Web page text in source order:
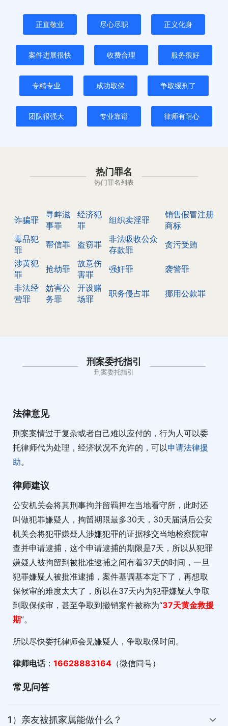
正直敬业 尽心尽职 正义化身
案件进展很快 收费合理 服务很好
专精专业 成功取保 争取缓刑了
团队很强大 专业靠谱 律师有耐心
热门罪名
热门罪名列表
诈骗罪
寻衅滋
事罪
经济犯
罪
组织卖淫罪
销售假冒注册
商标
毒品犯
罪
帮信罪 盗窃罪
非法吸收公众
存款罪
贪污受贿
涉黄犯
罪
抢劫罪
故意伤
害罪
强奸罪
袭警罪
非法经
营罪
妨害公
务罪
开设赌
场罪
职务侵占罪 挪用公款罪
刑案委托指引
刑案委托指引
法律意见
刑案案情过于复杂或者自己难以应付的，行为人可以委
托律师代为处理，经济状况不允许的，可以申请法律援
助。
律师建议
公安机关会将其刑事拘并留羁押在当地看守所，此时还
叫做犯罪嫌疑人，拘留期限最多30天，30天届满后公安
机关会将犯罪嫌疑人涉嫌犯罪的证据移交当地检察院审
查并申请逮捕，这个申请逮捕的期限是7天，所以从犯罪
嫌疑人被拘留到被批准逮捕之间有着37天的时间，一旦
犯罪嫌疑人被批准逮捕，案件基调基本定下了，再想取
保候审的难度太大了，所以在37天内为犯罪嫌疑人争取
到取保候审，甚至争取到撤销案件被称为“37天黄金救援
期”。
所以尽快委托律师会见嫌疑人，争取取保时间。
律师电话： 16628883164 （微信同号）
常见问答
1）亲友被抓家属能做什么？